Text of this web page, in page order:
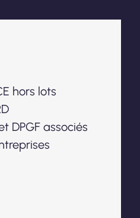
hors lots
DPGF associés